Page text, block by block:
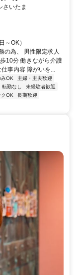
さいたま
～OK）
の為、 男性限定求人
10分 働きながら介護
事内容 障がいを...
みOK
主婦・主夫歓迎
転勤なし
未経験者歓迎
クOK
長期歓迎